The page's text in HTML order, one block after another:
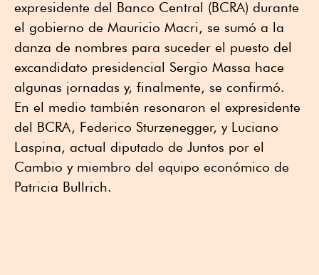
expresidente del Banco Central (BCRA) durante
el gobierno de Mauricio Macri, se sumó a la
danza de nombres para suceder el puesto del
excandidato presidencial Sergio Massa hace
algunas jornadas y, finalmente, se confirmó.
En el medio también resonaron el expresidente
del BCRA, Federico Sturzenegger, y Luciano
Laspina, actual diputado de Juntos por el
Cambio y miembro del equipo económico de
Patricia Bullrich.